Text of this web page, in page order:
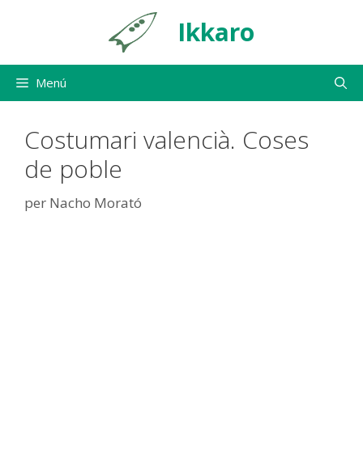
Ikkaro
Menú
Costumari valencià. Coses
de poble
per Nacho Morató